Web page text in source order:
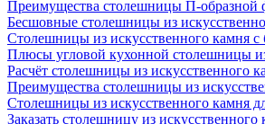
Преимущества столешницы П-образной
Бесшовные столешницы из
Столешницы из искусственного камня с
Плюсы угловой кухонной столешницы
Расчёт столешницы из искусственного
Преимущества столешницы из
Столешницы из искусственного камня
Заказать столешницу из